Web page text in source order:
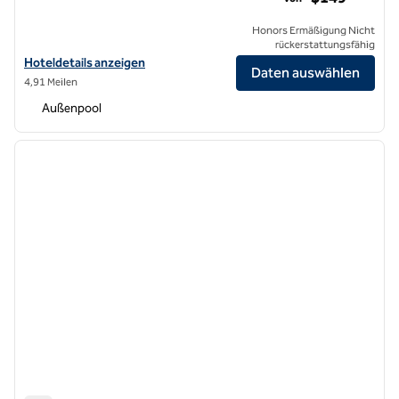
Hoteldetails für das Hilton Arcadia Los Angeles anzeigen
Hoteldetails anzeigen
4,91 Meilen
Honors Ermäßigung Nicht
rückerstattungsfähig
Daten auswählen
Außenpool
1 von 11